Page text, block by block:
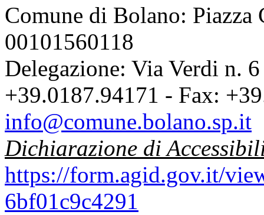
Comune di Bolano:
00101560118
Delegazione: Via Verdi n.
+39.0187.94171 - Fax:
info@comune.bolano.sp.it
Dichiarazione di
https://form.agid.gov.it/
6bf01c9c4291